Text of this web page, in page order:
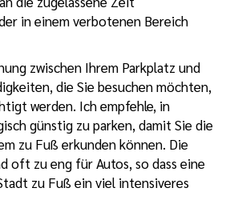
in einem verbotenen Bereich
zwischen Ihrem Parkplatz und
die Sie besuchen möchten,
werden. Ich empfehle, in
günstig zu parken, damit Sie die
zu Fuß erkunden können. Die
oft zu eng für Autos, so dass eine
zu Fuß ein viel intensiveres